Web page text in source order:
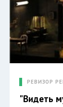
РЕВИЗОР
"Видеть